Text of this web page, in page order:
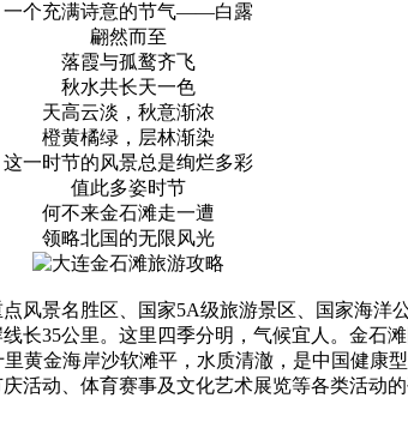
一个充满诗意的节气——白露
翩然而至
落霞与孤鹜齐飞
秋水共长天一色
天高云淡，秋意渐浓
橙黄橘绿，层林渐染
这一时节的风景总是绚烂多彩
值此多姿时节
何不来金石滩走一遭
领略北国的无限风光
风景名胜区、国家5A级旅游景区、国家海洋
长35公里。这里四季分明，气候宜人。金石
黄金海岸沙软滩平，水质清澈，是中国健康
活动、体育赛事及文化艺术展览等各类活动